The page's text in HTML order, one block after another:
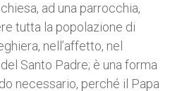
ad una parrocchia,
tutta la popolazione di
nell’affetto, nel
Santo Padre; è una forma
necessario, perché il Papa